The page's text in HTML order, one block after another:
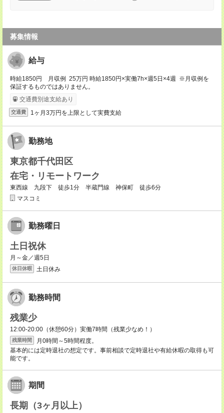
募集情報
給与
時給1850円 月収例 25万円 時給1850円×実働7h×週5日×4週 ※月収例を
保証するものではありません。
交通費別途支給あり
交通費 1ヶ月3万円を上限として実費支給
勤務地
東京都千代田区
在宅・リモートワーク
東西線 九段下 徒歩1分 半蔵門線 神保町 徒歩6分
マスコミ
勤務曜日
土日祝休
月～金／週5日
休日休暇 土日休み
勤務時間
残業少
12:00-20:00（休憩60分）実働7時間（残業少なめ！）
残業時間
月0時間～5時間程度。
基本的には定時退社の想定です。事前相談で定時退社や有給休暇の取得も可
能です。
期間
長期（3ヶ月以上）